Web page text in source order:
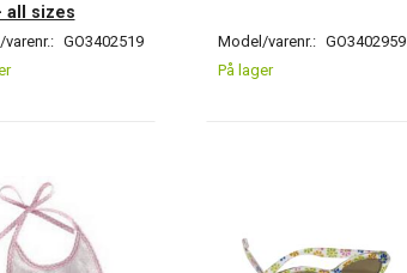
all sizes
GO3402519
Model/varenr.: GO3402959
På lager